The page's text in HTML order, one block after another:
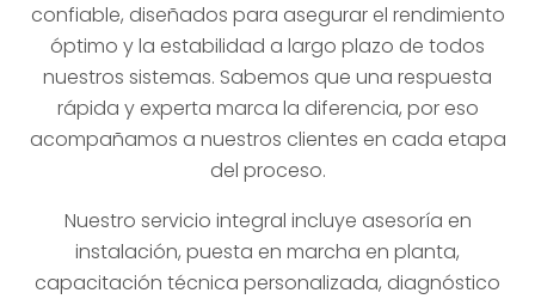
confiable, diseñados para asegurar el rendimiento
óptimo y la estabilidad a largo plazo de todos
nuestros sistemas. Sabemos que una respuesta
rápida y experta marca la diferencia, por eso
acompañamos a nuestros clientes en cada etapa
del proceso.
Nuestro servicio integral incluye asesoría en
instalación, puesta en marcha en planta,
capacitación técnica personalizada, diagnóstico